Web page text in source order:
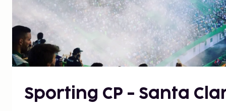
Sporting CP - Santa